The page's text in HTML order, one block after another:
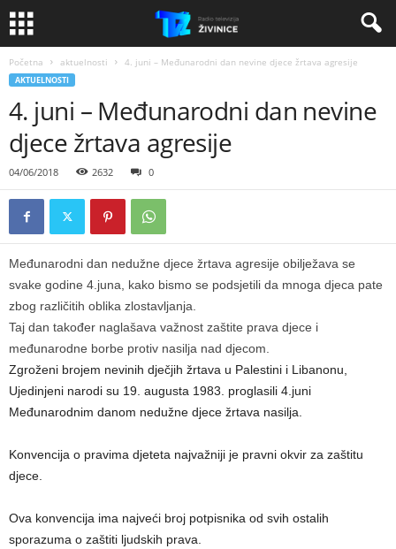
Početna aktuelnosti 4. juni – Međunarodni dan nevine djece žrtava agresije
AKTUELNOSTI
4. juni – Međunarodni dan nevine
djece žrtava agresije
04/06/2018 2632 0
Međunarodni dan nedužne djece žrtava agresije obilježava se
svake godine 4.juna, kako bismo se podsjetili da mnoga djeca pate
zbog različitih oblika zlostavljanja.
Taj dan također naglašava važnost zaštite prava djece i
međunarodne borbe protiv nasilja nad djecom.
Zgroženi brojem nevinih dječjih žrtava u Palestini i Libanonu,
Ujedinjeni narodi su 19. augusta 1983. proglasili 4.juni
Međunarodnim danom nedužne djece žrtava nasilja.
Konvencija o pravima djeteta najvažniji je pravni okvir za zaštitu
djece.
Ova konvencija ima najveći broj potpisnika od svih ostalih
sporazuma o zaštiti ljudskih prava.